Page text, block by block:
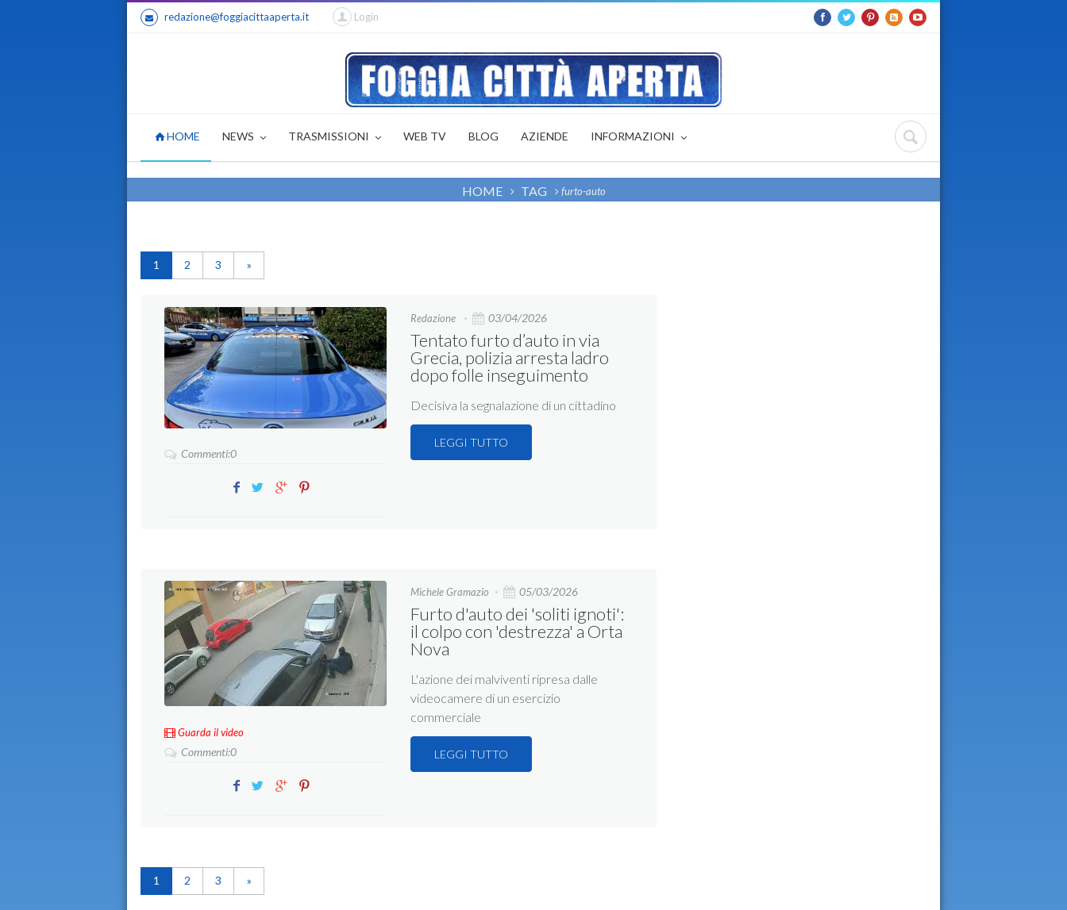
redazione@foggiacittaaperta.it Login
HOME NEWS TRASMISSIONI WEB TV BLOG AZIENDE INFORMAZIONI
HOME TAG furto-auto
1 2 3 »
Commenti:0
Redazione 03/04/2026
Tentato furto d’auto in via
Grecia, polizia arresta ladro
dopo folle inseguimento
Decisiva la segnalazione di un cittadino
LEGGI TUTTO
Guarda il video
Commenti:0
Michele Gramazio 05/03/2026
Furto d'auto dei 'soliti ignoti':
il colpo con 'destrezza' a Orta
Nova
L'azione dei malviventi ripresa dalle
videocamere di un esercizio
commerciale
LEGGI TUTTO
1 2 3 »